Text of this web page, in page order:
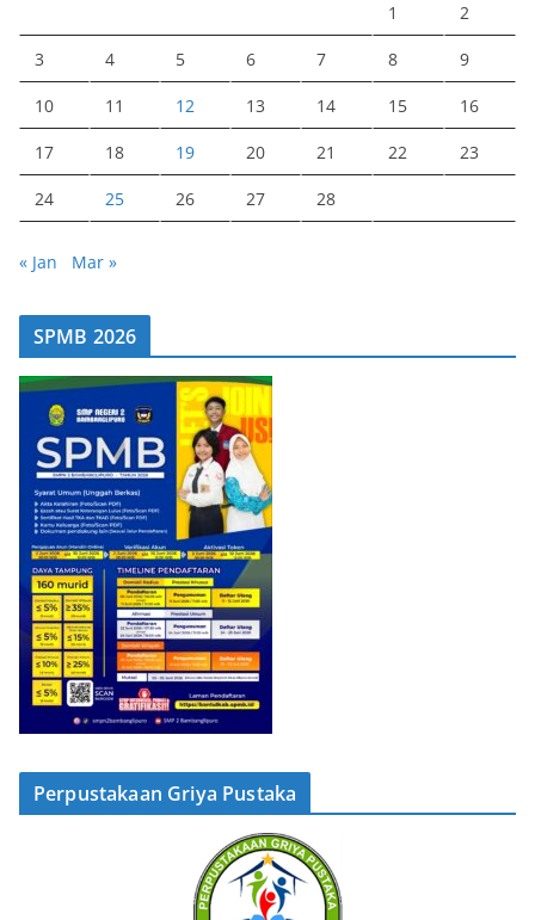
1 2
3 4 5 6 7 8 9
10 11 12 13 14 15 16
17 18 19 20 21 22 23
24 25 26 27 28
« Jan Mar »
SPMB 2026
Perpustakaan Griya Pustaka